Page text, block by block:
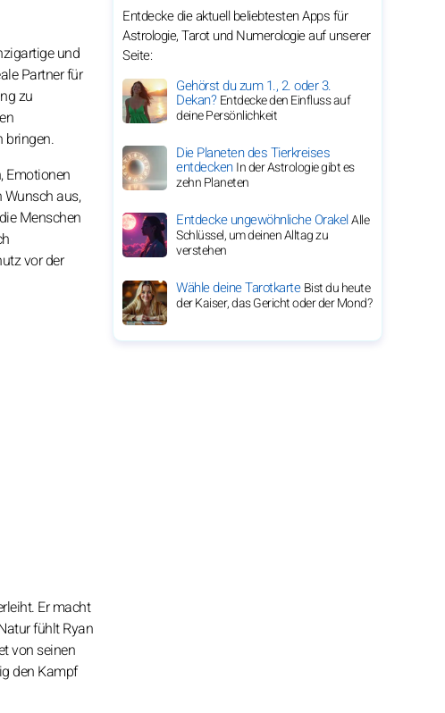
und
Partner für
zu
bringen.
Emotionen
aus,
Menschen
vor der
Er macht
fühlt Ryan
von seinen
den Kampf
Entdecke die aktuell beliebtesten Apps für
Astrologie, Tarot und Numerologie auf unserer
Seite:
Gehörst du zum 1., 2. oder 3.
Dekan?Entdecke den Einfluss auf
deine Persönlichkeit
Die Planeten des Tierkreises
entdeckenIn der Astrologie gibt es
zehn Planeten
Entdecke ungewöhnliche OrakelAlle
Schlüssel, um deinen Alltag zu
verstehen
Wähle deine TarotkarteBist du heute
der Kaiser, das Gericht oder der Mond?